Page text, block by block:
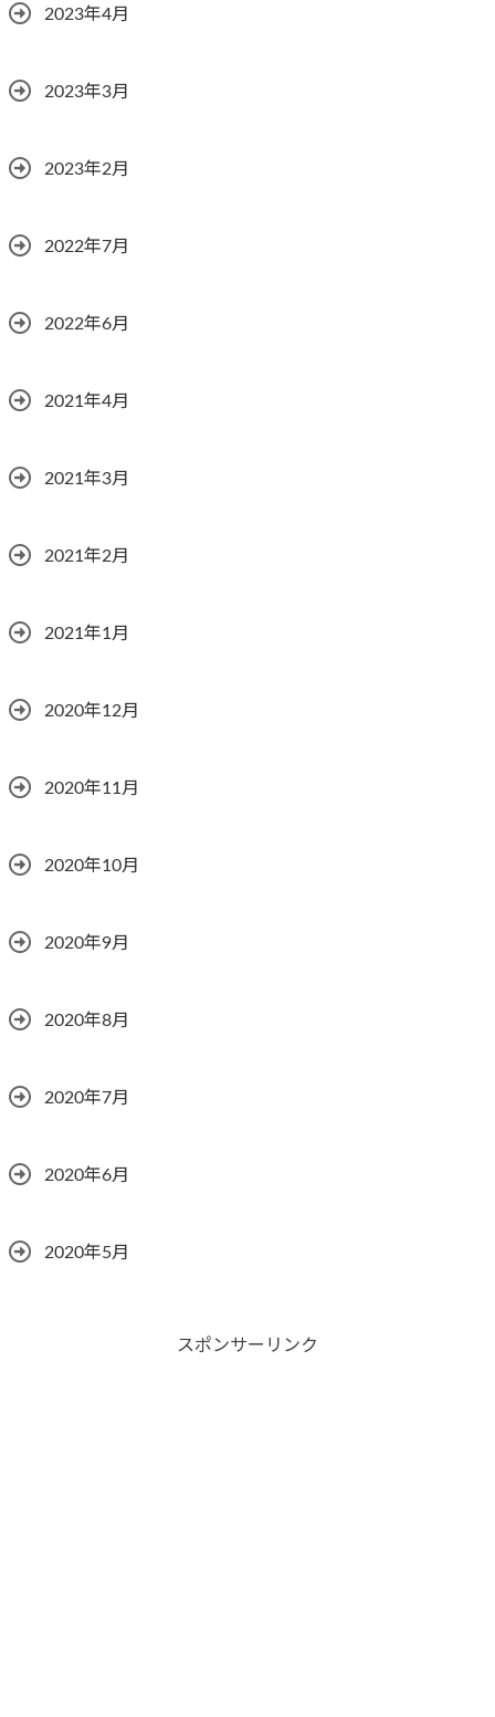
2023年4月
2023年3月
2023年2月
2022年7月
2022年6月
2021年4月
2021年3月
2021年2月
2021年1月
2020年12月
2020年11月
2020年10月
2020年9月
2020年8月
2020年7月
2020年6月
2020年5月
スポンサーリンク